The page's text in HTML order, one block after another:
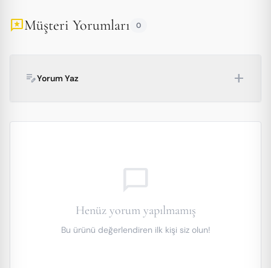
reviewsMüşteri Yorumları 0
edit_noteYorum Yaz add
chat_bubble_outline
Henüz yorum yapılmamış
Bu ürünü değerlendiren ilk kişi siz olun!